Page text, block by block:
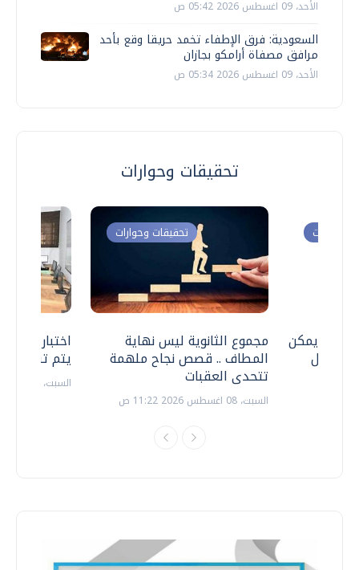
الأحد، 09 اغسطس 2026 05:42 ص
السعودية: فرق الإطفاء تخمد حريقا وقع بأحد
مرافق مصفاة أرامكو بجازان
الأحد، 09 اغسطس 2026 05:34 ص
تحقيقات وحوارات
اختبارات
يتم
السبت، 18 يوليو 2026 09:22 ص
تحقيقات وحوارات
مجموع الثانوية ليس نهاية
المطاف .. قصص نجاح ملهمة
تتحدى العقبات
السبت، 08 اغسطس 2026 11:22 ص
وحوارات
.. هل يمكن
نتعامل